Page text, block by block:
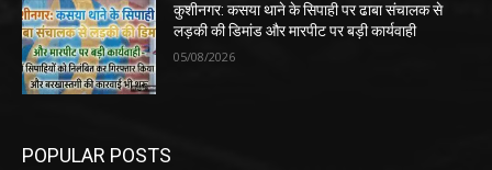
कुशीनगर: कसया थाने के सिपाही पर ढाबा संचालक से
लड़की की डिमांड और मारपीट पर बड़ी कार्यवाही
05/08/2026
POPULAR POSTS